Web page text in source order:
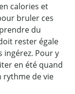
calories et
bruler ces
du
rester égale
ingérez. Pour y
en été quand
rythme de vie